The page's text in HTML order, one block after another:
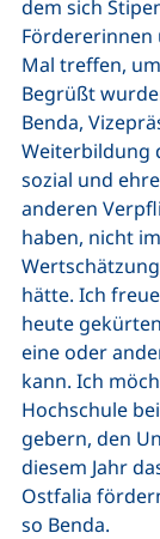
dem sich
Fördererinnen
Mal treffen,
Begrüßt
Benda,
Weiterbildung
sozial und
anderen
haben, nicht
hätte. Ich
heute
eine oder
kann. Ich
Hochschule
gebern, den
diesem Jahr
Ostfalia
so Benda.